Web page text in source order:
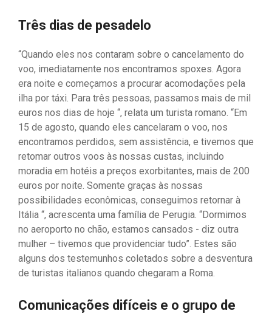
Três dias de pesadelo
“Quando eles nos contaram sobre o cancelamento do
voo, imediatamente nos encontramos spoxes. Agora
era noite e começamos a procurar acomodações pela
ilha por táxi. Para três pessoas, passamos mais de mil
euros nos dias de hoje “, relata um turista romano. “Em
15 de agosto, quando eles cancelaram o voo, nos
encontramos perdidos, sem assistência, e tivemos que
retomar outros voos às nossas custas, incluindo
moradia em hotéis a preços exorbitantes, mais de 200
euros por noite. Somente graças às nossas
possibilidades econômicas, conseguimos retornar à
Itália “, acrescenta uma família de Perugia. “Dormimos
no aeroporto no chão, estamos cansados ​​- diz outra
mulher – tivemos que providenciar tudo”. Estes são
alguns dos testemunhos coletados sobre a desventura
de turistas italianos quando chegaram a Roma.
Comunicações difíceis e o grupo de